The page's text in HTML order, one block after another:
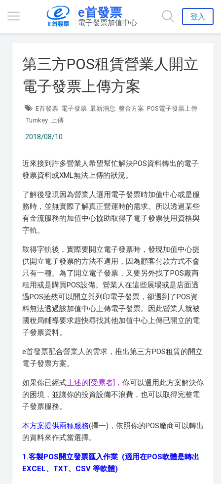
e首發票
電子發票加值中心
登入
第三方POS租賃營業人開立
電子發票上傳方案
E首發票 電子發票 最新消息 整合方案 POS電子發票上傳
Turnkey 上傳
2018/08/10
近來接到許多營業人希望幫忙解決POS資料轉出的電子
發票資料或XML無法上傳的狀況。
了解後發現因為營業人選用電子發票時加值中心或是服
務時，並無實際了解真正營運時的需求。所以透過某些
有金流服務的加值中心協助取得了電子發票使用資格與
字軌。
取得字軌後，實際要開立電子發票時，發現加值中心提
供開立電子發票的方法不適用，因為顧客付款方式不會
只有一種。為了開立電子發票，又要另外找了POS廠商
租用或是購買POS設備。營業人在這些展場或是店面透
過POS雖然可以開立與列印電子發票，卻遇到了POS資
料無法透過該加值中心上傳電子發票。因此營業人就被
國稅局輔導要求趕快尋找其他加值中心上傳已開立的電
子發票資料。
e首發票配合營業人的需求，推出第三方POS租賃的開立
電子發票方案。
如果你已經式上述的[受累者]， 你可以選用此方案解決你
的困境，並讓你的投資設備不浪費，也可以取得完整電
子發票服務。
本方案提供兩種服務(擇一)，依照你的POS廠商可以轉出
的資料來作式當選擇。
1.客製POS開立發票匯入作業 (適用在POS軟體是轉出
EXCEL、TXT、CSV 等軟體)